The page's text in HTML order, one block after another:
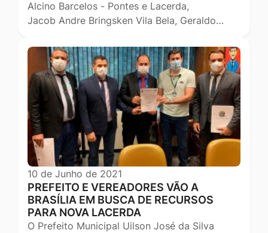
Alcino Barcelos - Pontes e Lacerda,
Jacob Andre Bringsken Vila Bela, Geraldo…
10 de Junho de 2021
PREFEITO E VEREADORES VÃO A
BRASÍLIA EM BUSCA DE RECURSOS
PARA NOVA LACERDA
O Prefeito Municipal Uilson José da Silva